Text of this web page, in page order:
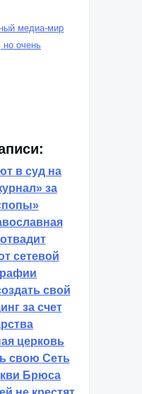
медиа-мир
но очень
в суд на
за
сетевой
свой
за счет
церковь
свою Сеть
Брюса